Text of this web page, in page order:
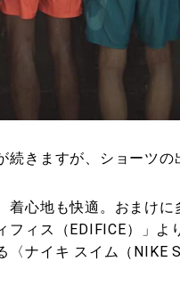
続きますが、ショーツの
着心地も快適。おまけ
フィス（EDIFICE）」
〈ナイキ スイム（NIKE